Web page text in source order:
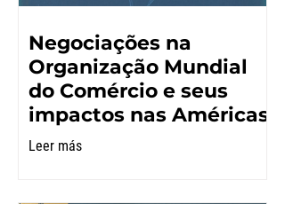
Negociações na
Organização Mundial
do Comércio e seus
impactos nas Américas
Leer más